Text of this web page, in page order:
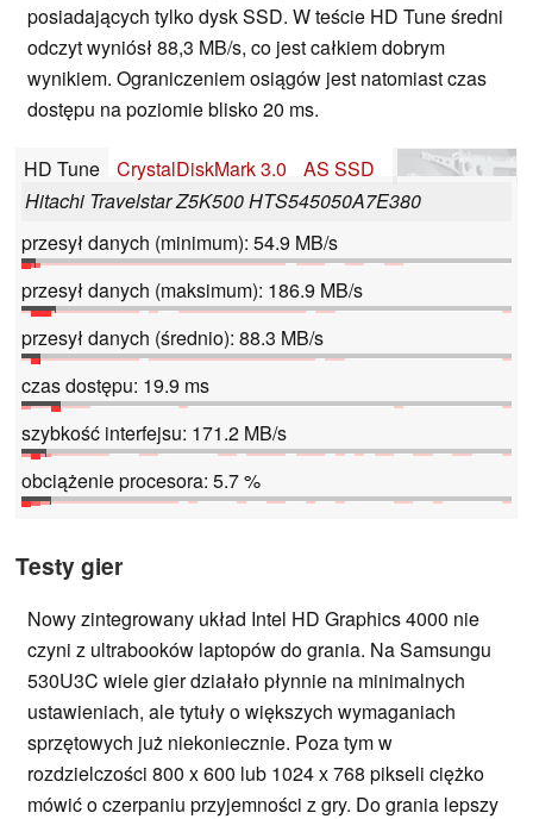
posiadających tylko dysk SSD. W teście HD Tune średni
odczyt wyniósł 88,3 MB/s, co jest całkiem dobrym
wynikiem. Ograniczeniem osiągów jest natomiast czas
dostępu na poziomie blisko 20 ms.
HD Tune CrystalDiskMark 3.0
AS SSD
Hitachi Travelstar Z5K500 HTS545050A7E380
przesył danych (minimum): 54.9 MB/s
przesył danych (maksimum): 186.9 MB/s
przesył danych (średnio): 88.3 MB/s
czas dostępu: 19.9 ms
szybkość interfejsu: 171.2 MB/s
obciążenie procesora: 5.7 %
Testy gier
Nowy zintegrowany układ Intel HD Graphics 4000 nie
czyni z ultrabooków laptopów do grania. Na Samsungu
530U3C wiele gier działało płynnie na minimalnych
ustawieniach, ale tytuły o większych wymaganiach
sprzętowych już niekoniecznie. Poza tym w
rozdzielczości 800 x 600 lub 1024 x 768 pikseli ciężko
mówić o czerpaniu przyjemności z gry. Do grania lepszy